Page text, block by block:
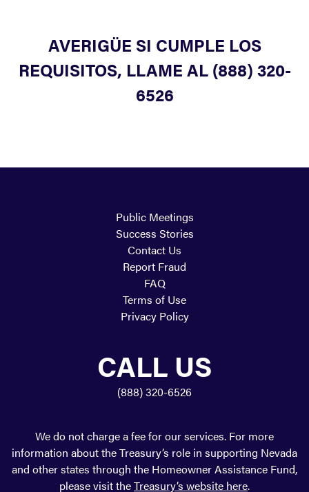
AVERIGÜE SI CUMPLE LOS
REQUISITOS, LLAME AL (888) 320-
6526
Public Meetings
Success Stories
Contact Us
Report Fraud
FAQ
Terms of Use
Privacy Policy
CALL US
(888) 320-6526
We do not charge a fee for our services. For more
information about the Treasury’s role in supporting Nevada
and other states through the Homeowner Assistance Fund,
please visit theTreasury’s website here.